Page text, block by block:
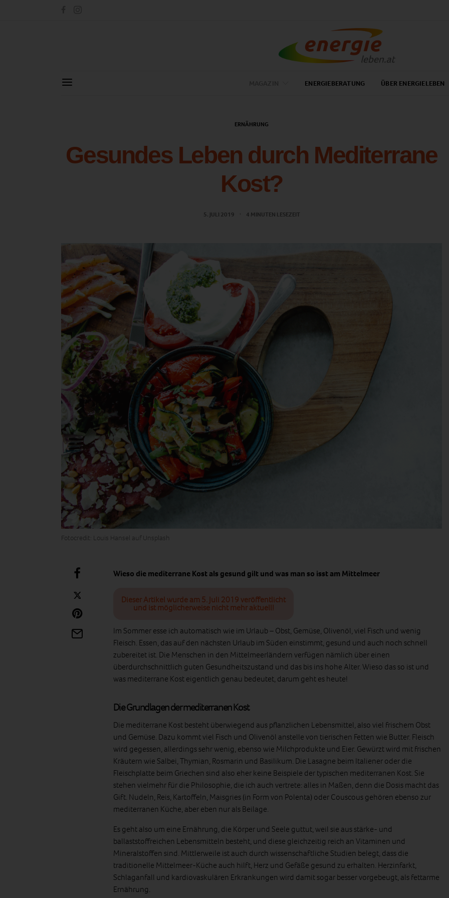
ENERGIEBERATUNG ÜBER ENERGIELEBEN
ERNÄHRUNG
Gesundes Leben durch Mediterrane
Kost?
5. JULI 2019 4 MINUTEN LESEZEIT
Fotocredit: Louis Hansel auf Unsplash
Wieso die mediterrane Kost als gesund gilt und was man so isst am Mittelmeer
Dieser Artikel wurde am 5. Juli 2019 veröffentlicht
und ist möglicherweise nicht mehr aktuell!
Im Sommer esse ich automatisch wie im Urlaub – Obst, Gemüse, Olivenöl, viel Fisch und wenig
Fleisch. Essen, das auf den nächsten Urlaub im Süden einstimmt, gesund und auch noch schnell
zubereitet ist. Die Menschen in den Mittelmeerländern verfügen nämlich über einen
überdurchschnittlich guten Gesundheitszustand und das bis ins hohe Alter. Wieso das so ist und
was mediterrane Kost eigentlich genau bedeutet, darum geht es heute!
Die Grundlagen der mediterranen Kost
Die mediterrane Kost besteht überwiegend aus pflanzlichen Lebensmittel, also viel frischem Obst
und Gemüse. Dazu kommt viel Fisch und Olivenöl anstelle von tierischen Fetten wie Butter. Fleisch
wird gegessen, allerdings sehr wenig, ebenso wie Milchprodukte und Eier. Gewürzt wird mit frischen
Kräutern wie Salbei, Thymian, Rosmarin und Basilikum. Die Lasagne beim Italiener oder die
Fleischplatte beim Griechen sind also eher keine Beispiele der typischen mediterranen Kost. Sie
stehen vielmehr für die Philosophie, die ich auch vertrete: alles in Maßen, denn die Dosis macht das
Gift. Nudeln, Reis, Kartoffeln, Maisgries (in Form von Polenta) oder Couscous gehören ebenso zur
mediterranen Küche, aber eben nur als Beilage.
Es geht also um eine Ernährung, die Körper und Seele guttut, weil sie aus stärke- und
ballaststoffreichen Lebensmitteln besteht, und diese gleichzeitig reich an Vitaminen und
Mineralstoffen sind. Mittlerweile ist auch durch wissenschaftliche Studien belegt, dass die
traditionelle Mittelmeer-Küche auch hilft, Herz und Gefäße gesund zu erhalten. Herzinfarkt,
Schlaganfall und kardiovaskulären Erkrankungen wird damit sogar besser vorgebeugt, als fettarme
Ernährung.